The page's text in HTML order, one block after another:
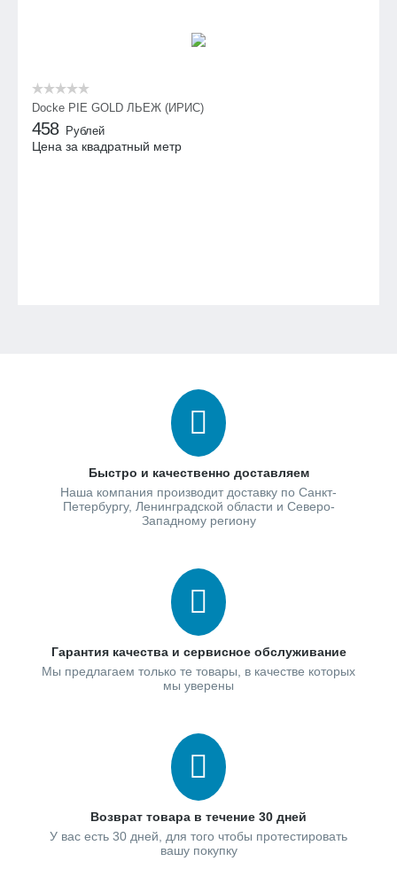
Docke PIE GOLD ЛЬЕЖ (ИРИС)
458 Рублей
Цена за квадратный метр
Быстро и качественно доставляем
Наша компания производит доставку по Санкт-
Петербургу, Ленинградской области и Северо-
Западному региону
Гарантия качества и сервисное обслуживание
Мы предлагаем только те товары, в качестве которых
мы уверены
Возврат товара в течение 30 дней
У вас есть 30 дней, для того чтобы протестировать
вашу покупку